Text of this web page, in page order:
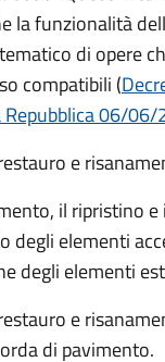
la funzionalità
di opere
compatibili (
06/06/
e
il ripristino
degli elementi
degli elementi
e
di pavimento.